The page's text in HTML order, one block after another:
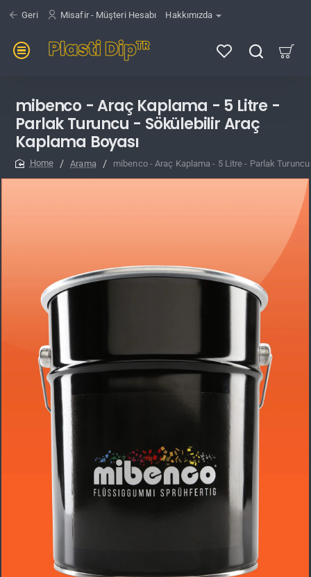
Geri Misafir - Müşteri Hesabı Hakkımızda
mibenco - Araç Kaplama - 5 Litre -
Parlak Turuncu - Sökülebilir Araç
Kaplama Boyası
Arama mibenco - Araç Kaplama - 5 Litre - Parlak